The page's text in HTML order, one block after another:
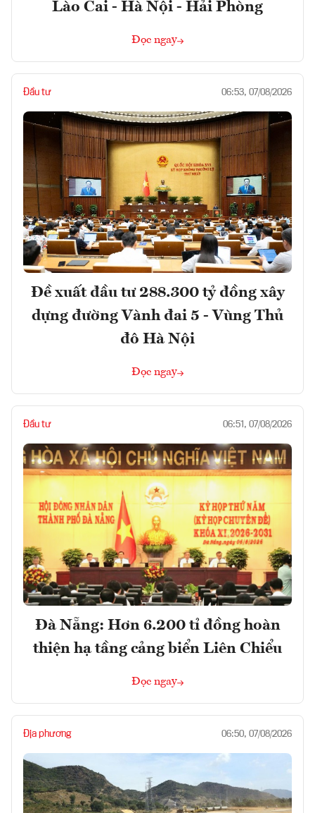
Lào Cai - Hà Nội - Hải Phòng
Đọc ngay
Đầu tư 06:53, 07/08/2026
Đề xuất đầu tư 288.300 tỷ đồng xây
dựng đường Vành đai 5 - Vùng Thủ
đô Hà Nội
Đọc ngay
Đầu tư 06:51, 07/08/2026
Đà Nẵng: Hơn 6.200 tỉ đồng hoàn
thiện hạ tầng cảng biển Liên Chiểu
Đọc ngay
Địa phương 06:50, 07/08/2026